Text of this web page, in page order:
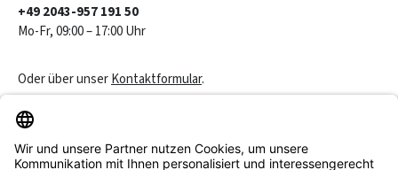
+49 2043-957 191 50
Mo-Fr, 09:00 – 17:00 Uhr
Oder über unserKontaktformular.